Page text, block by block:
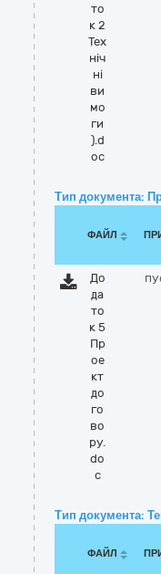
то
к 2
Тех
ніч
ні
ви
мо
ги
).d
oc
Тип документа:
ФАЙЛ
До
да
то
к 5
Пр
ое
кт
до
го
во
ру.
do
c
Тип документа:
ФАЙЛ